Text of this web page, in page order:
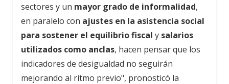
sectores y un mayor grado de informalidad,
en paralelo con ajustes en la asistencia social
para sostener el equilibrio fiscal y salarios
utilizados como anclas, hacen pensar que los
indicadores de desigualdad no seguirán
mejorando al ritmo previo", pronosticó la